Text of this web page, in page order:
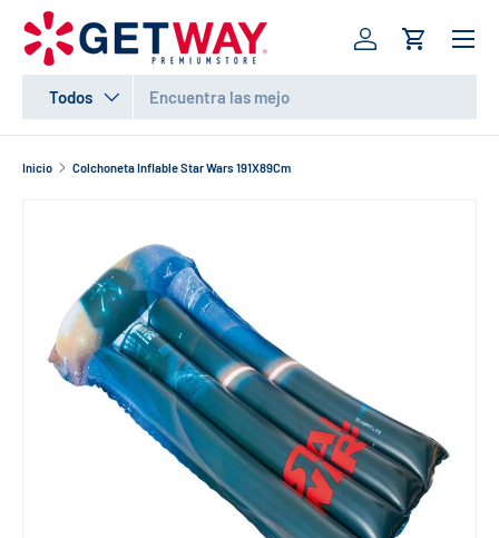
IR AL CONTENIDO
Todos
Iniciar sesión
Carrito
Inicio Colchoneta Inflable Star Wars 191X89Cm